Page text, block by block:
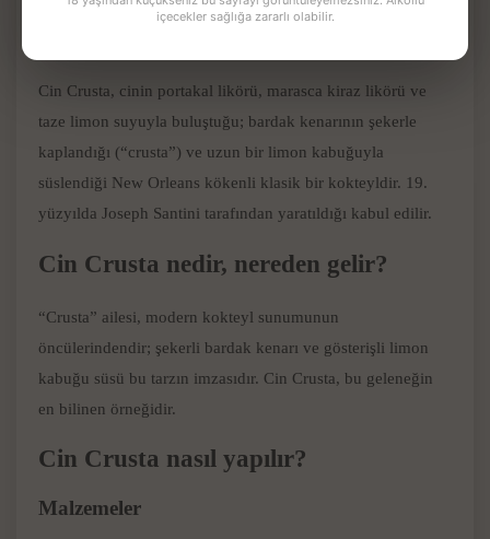
Cin Crusta, cinin portakal likörü, marasca kiraz likörü ve
taze limon suyuyla buluştuğu; bardak kenarının şekerle
kaplandığı (“crusta”) ve uzun bir limon kabuğuyla
süslendiği New Orleans kökenli klasik bir kokteyldir. 19.
yüzyılda Joseph Santini tarafından yaratıldığı kabul edilir.
Cin Crusta nedir, nereden gelir?
“Crusta” ailesi, modern kokteyl sunumunun
öncülerindendir; şekerli bardak kenarı ve gösterişli limon
kabuğu süsü bu tarzın imzasıdır. Cin Crusta, bu geleneğin
en bilinen örneğidir.
Cin Crusta nasıl yapılır?
Malzemeler
içecekler sağlığa zararlı olabilir.